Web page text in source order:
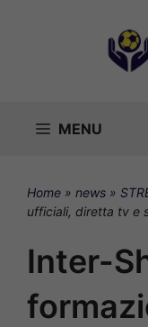
MENU
Home » news »
ufficiali, diretta tv e
Inter-